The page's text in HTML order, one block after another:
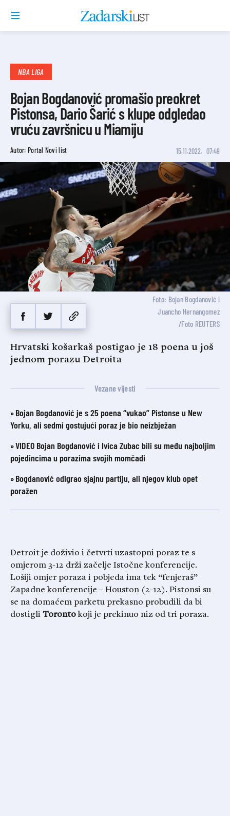
NBA LIGA
Bojan Bogdanović promašio preokret
Pistonsa, Dario Šarić s klupe odgledao
vruću završnicu u Miamiju
Autor: Portal Novi list 15.11.2022. 07:49
Foto: Bojan Bogdanović i
Juancho Hernangomez
/Foto REUTERS
Hrvatski košarkaš postigao je 18 poena u još
jednom porazu Detroita
Vezane vijesti
Bojan Bogdanović je s 25 poena “vukao” Pistonse u New
Yorku, ali sedmi gostujući poraz je bio neizbježan
VIDEO Bojan Bogdanović i Ivica Zubac bili su među najboljim
pojedincima u porazima svojih momčadi
Bogdanović odigrao sjajnu partiju, ali njegov klub opet
poražen
Detroit je doživio i četvrti uzastopni poraz te s
omjerom 3-12 drži začelje Istočne konferencije.
Lošiji omjer poraza i pobjeda ima tek “fenjeraš”
Zapadne konferencije – Houston (2-12). Pistonsi su
se na domaćem parketu prekasno probudili da bi
dostigli Toronto koji je prekinuo niz od tri poraza.